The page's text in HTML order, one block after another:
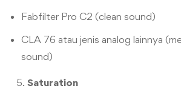
Fabfilter Pro C2 (clean sound)
CLA 76 atau jenis analog lainnya
sound)
Saturation